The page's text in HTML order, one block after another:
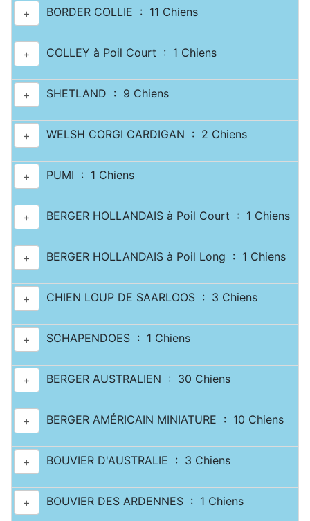
+ BORDER COLLIE : 11 Chiens
+ COLLEY à Poil Court : 1 Chiens
+ SHETLAND : 9 Chiens
+ WELSH CORGI CARDIGAN : 2 Chiens
+ PUMI : 1 Chiens
+ BERGER HOLLANDAIS à Poil Court : 1 Chiens
+ BERGER HOLLANDAIS à Poil Long : 1 Chiens
+ CHIEN LOUP DE SAARLOOS : 3 Chiens
+ SCHAPENDOES : 1 Chiens
+ BERGER AUSTRALIEN : 30 Chiens
+ BERGER AMÉRICAIN MINIATURE : 10 Chiens
+ BOUVIER D'AUSTRALIE : 3 Chiens
+ BOUVIER DES ARDENNES : 1 Chiens